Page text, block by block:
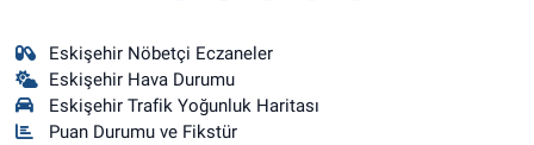
Eskişehir Nöbetçi Eczaneler
Eskişehir Hava Durumu
Eskişehir Trafik Yoğunluk Haritası
Puan Durumu ve Fikstür